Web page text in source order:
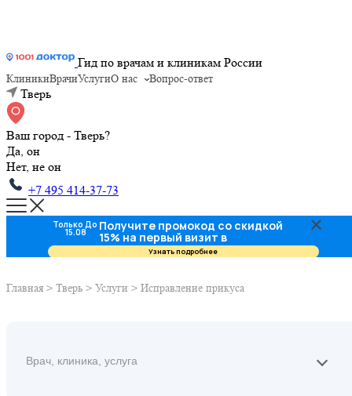
Гид по врачам и клиникам России
КлиникиВрачиУслугиО нас Вопрос-ответ
Тверь
Ваш город - Тверь?
Да, он
Нет, не он
+7 495 414-37-73
Главная > Тверь > Услуги > Исправление прикуса
Только До
15.08 Получите промокод со скидкой
15% на первый визит в
стоматологию
Узнать подробнее